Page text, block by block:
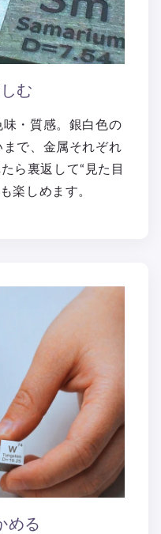
む
・質感。銀白色の
で、金属それぞれ
ら裏返して“見た目
楽しめます。
める